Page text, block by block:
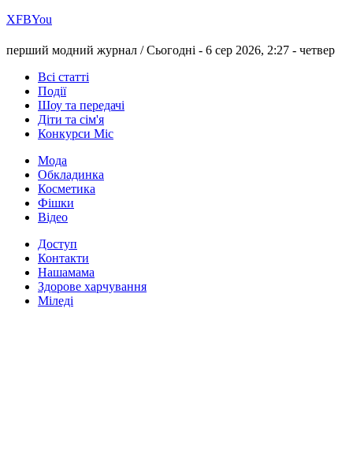
ХFBYou
перший модний журнал /Сьогодні - 6 сер 2026, 2:27 - четвер
Всі статті
Події
Шоу та передачі
Діти та сім'я
Конкурси Міс
Мода
Обкладинка
Косметика
Фішки
Відео
Доступ
Контакти
Нашамама
Здорове харчування
Міледі